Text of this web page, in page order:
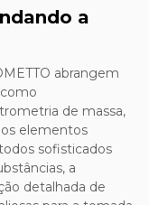
a
abrangem
de massa,
elementos
sofisticados
a
detalhada de